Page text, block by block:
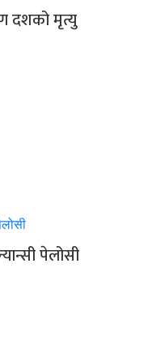
दशको मृत्यु
पेलोसी